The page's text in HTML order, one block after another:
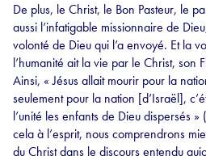
De plus, le Christ, le Bon Pasteur, le
aussi l’infatigable missionnaire de
volonté de Dieu qui l’a envoyé. Et la
l’humanité ait la vie par le Christ, son
Ainsi, « Jésus allait mourir pour la
seulement pour la nation [d’Israël],
l’unité les enfants de Dieu dispersés
cela à l’esprit, nous comprendrons
du Christ dans le discours entendu